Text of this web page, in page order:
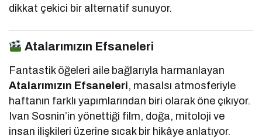
dikkat çekici bir alternatif sunuyor.
Atalarımızın Efsaneleri
Fantastik öğeleri aile bağlarıyla harmanlayan
Atalarımızın Efsaneleri, masalsı atmosferiyle
haftanın farklı yapımlarından biri olarak öne çıkıyor.
Ivan Sosnin’in yönettiği film, doğa, mitoloji ve
insan ilişkileri üzerine sıcak bir hikâye anlatıyor.